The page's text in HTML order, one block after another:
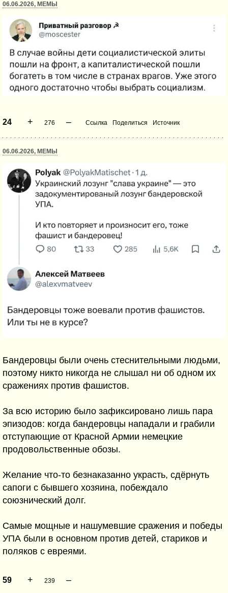
06.06.2026, МЕМЫ
24 + 276 – Ссылка Поделиться Источник
06.06.2026, МЕМЫ
Бандеровцы были очень стеснительными людьми,
поэтому никто никогда не слышал ни об одном их
сражениях против фашистов.
За всю историю было зафиксировано лишь пара
эпизодов: когда бандеровцы нападали и грабили
отступающие от Красной Армии немецкие
продовольственные обозы.
Желание что-то безнаказанно украсть, сдёрнуть
сапоги с бывшего хозяина, побеждало
союзнический долг.
Самые мощные и нашумевшие сражения и победы
УПА были в основном против детей, стариков и
поляков с евреями.
59 + 239 –